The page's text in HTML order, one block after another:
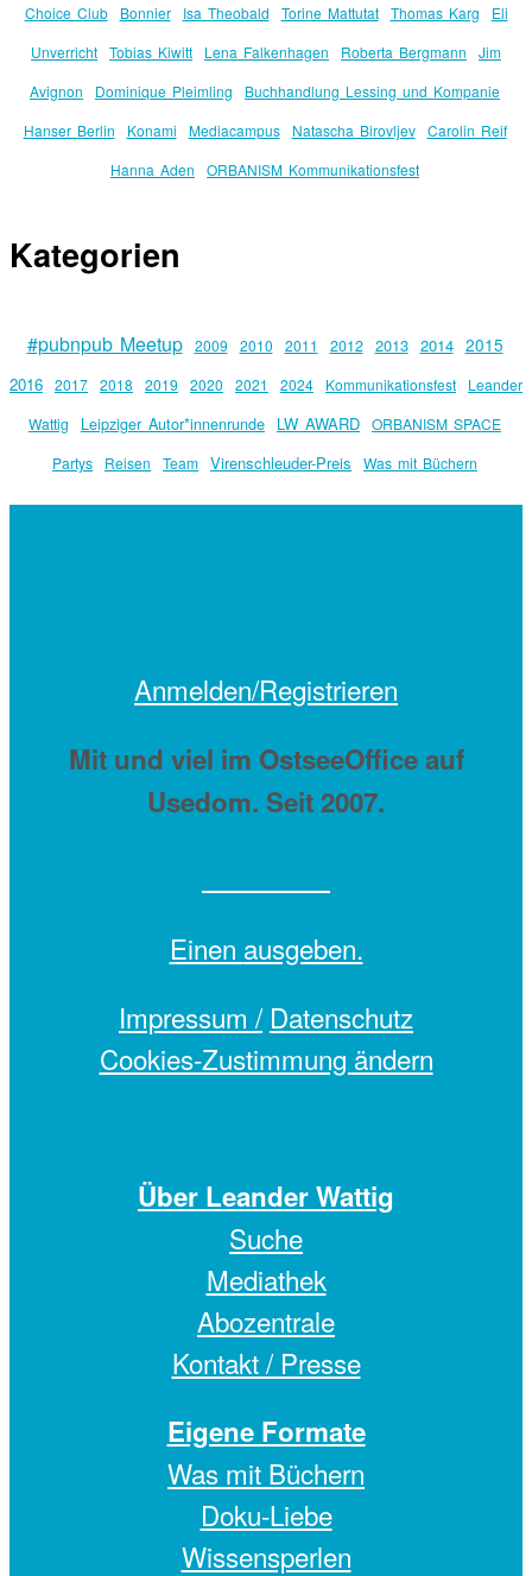
Choice Club
Bonnier Isa Theobald Torine Mattutat Thomas Karg
Eli
Unverricht Tobias Kiwitt Lena Falkenhagen Roberta Bergmann
Jim
Avignon
Dominique Pleimling
Buchhandlung Lessing und Kompanie
Hanser Berlin
Konami Mediacampus Natascha Birovljev
Carolin Reif
Hanna Aden
ORBANISM Kommunikationsfest
Kategorien
#pubnpub Meetup 2009 2010 2011 2012 2013 2014 2015
2016 2017 2018 2019 2020 2021 2024 Kommunikationsfest
Leander
Wattig
Leipziger Autor*innenrunde LW AWARD ORBANISM SPACE
Partys
Reisen Team Virenschleuder-Preis Was mit Büchern
Anmelden/Registrieren
Mit und viel im OstseeOffice auf
Usedom. Seit 2007.
Einen ausgeben.
Impressum / Datenschutz
Cookies-Zustimmung ändern
Über Leander Wattig
Suche
Mediathek
Abozentrale
Kontakt / Presse
Eigene Formate
Was mit Büchern
Doku-Liebe
Wissensperlen